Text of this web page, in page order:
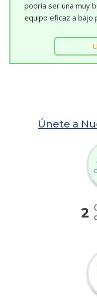
podría ser una muy
equipo eficaz a bajo
Únete a
2